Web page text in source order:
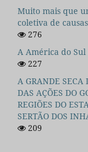
Muito mais que
coletiva de
276
A América do Sul
227
A GRANDE SECA
DAS AÇÕES DO
REGIÕES DO
SERTÃO DOS
209